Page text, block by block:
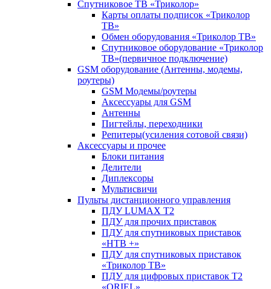
Спутниковое ТВ «Триколор»
Карты оплаты подписок «Триколор
ТВ»
Обмен оборудования «Триколор ТВ»
Спутниковое оборудование «Триколор
ТВ»(первичное подключение)
GSM оборудование (Антенны, модемы,
роутеры)
GSM Модемы/роутеры
Аксессуары для GSM
Антенны
Пигтейлы, переходники
Репитеры(усиления сотовой связи)
Аксессуары и прочее
Блоки питания
Делители
Диплексоры
Мультисвичи
Пульты дистанционного управления
ПДУ LUMAX Т2
ПДУ для прочих приставок
ПДУ для спутниковых приставок
«НТВ +»
ПДУ для спутниковых приставок
«Триколор ТВ»
ПДУ для цифровых приставок Т2